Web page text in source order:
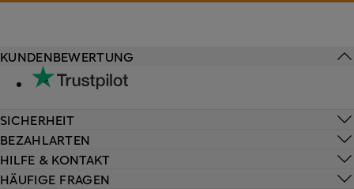
HILFE & KONTAKT
HÄUFIGE FRAGEN
KUNDENBEWERTUNG
SICHERHEIT
BEZAHLARTEN